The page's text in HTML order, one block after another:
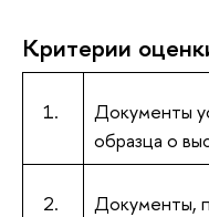
Критерии
1.
Документы
образца о
2.
Документы,